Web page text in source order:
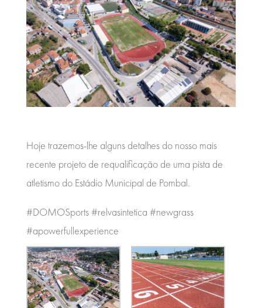
Hoje trazemos-lhe alguns detalhes do nosso mais
recente projeto de requalificação de uma pista de
atletismo do Estádio Municipal de Pombal.
#DOMOSports #relvasintetica #newgrass
#apowerfullexperience